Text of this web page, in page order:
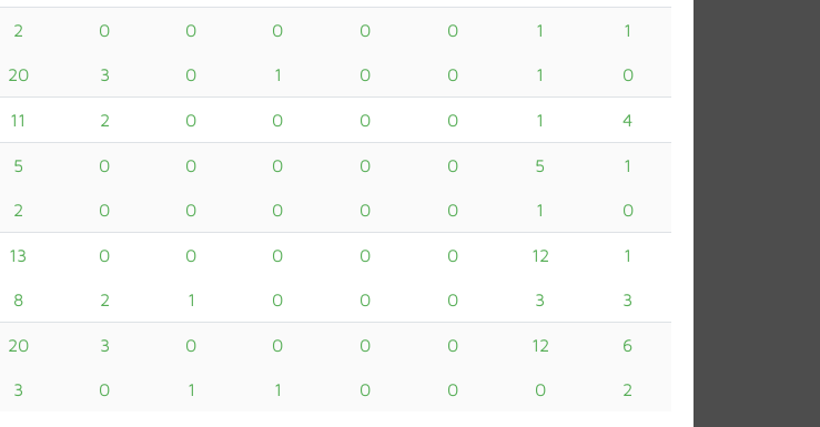
2 0 0 0 0 0 1 1
20 3 0 1 0 0 1 0
11 2 0 0 0 0 1 4
5 0 0 0 0 0 5 1
2 0 0 0 0 0 1 0
13 0 0 0 0 0 12 1
8 2 1 0 0 0 3 3
20 3 0 0 0 0 12 6
3 0 1 1 0 0 0 2